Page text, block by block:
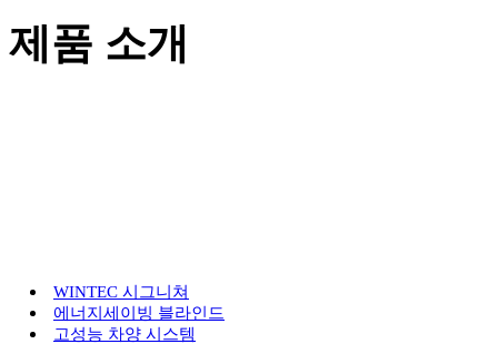
제품 소개
WINTEC 시그니쳐
에너지세이빙 블라인드
고성능 차양 시스템